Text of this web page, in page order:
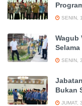
SENIN,
Wagub
SENIN,
Bukan
JUMAT,